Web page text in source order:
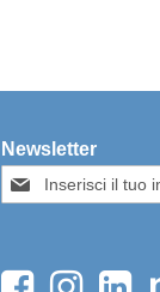
Newsletter
Iscriviti
alla